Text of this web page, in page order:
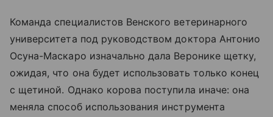
Команда специалистов Венского ветеринарного
университета под руководством доктора Антонио
Осуна-Маскаро изначально дала Веронике щетку,
ожидая, что она будет использовать только конец
с щетиной. Однако корова поступила иначе: она
меняла способ использования инструмента